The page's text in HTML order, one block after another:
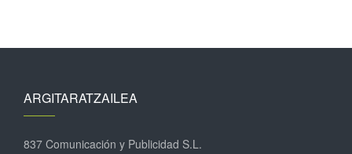
ARGITARATZAILEA
837 Comunicación y Publicidad S.L.